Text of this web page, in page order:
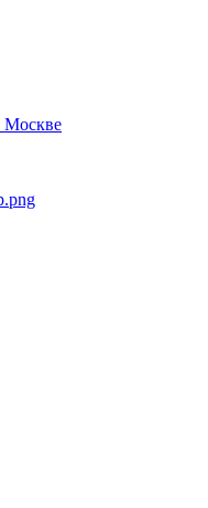
Москве